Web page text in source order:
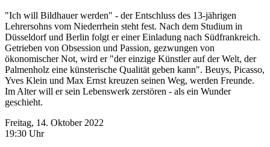
"Ich will Bildhauer werden" - der Entschluss des 13-jährigen
Lehrersohns vom Niederrhein steht fest. Nach dem Studium in
Düsseldorf und Berlin folgt er einer Einladung nach Südfrankreich.
Getrieben von Obsession und Passion, gezwungen von
ökonomischer Not, wird er "der einzige Künstler auf der Welt, der
Palmenholz eine künsterische Qualität geben kann". Beuys, Picasso,
Yves Klein und Max Ernst kreuzen seinen Weg, werden Freunde.
Im Alter will er sein Lebenswerk zerstören - als ein Wunder
geschieht.
Freitag, 14. Oktober 2022
19:30 Uhr